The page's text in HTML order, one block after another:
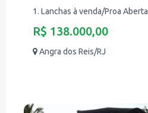
1. Lanchas à venda/Proa Aberta
R$ 138.000,00
Angra dos Reis/RJ